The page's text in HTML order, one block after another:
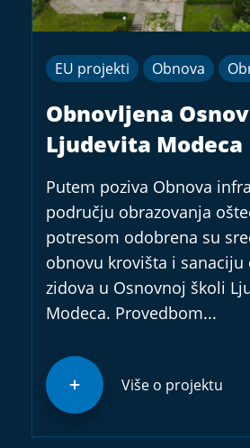
EU projekti Obnova
Obnovljena
Ljudevita Modeca
Putem poziva Obnova
području obrazovanja
potresom odobrena su
obnovu krovišta i sanaciju
zidova u Osnovnoj školi
Modeca. Provedbom...
Više o projektu